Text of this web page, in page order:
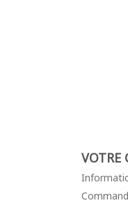
VOTRE